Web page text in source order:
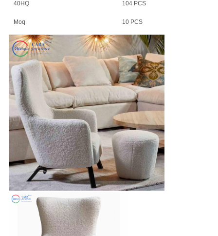
40HQ 104 PCS
Moq 10 PCS